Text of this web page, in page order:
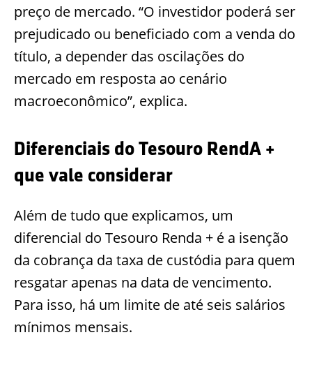
preço de mercado. “O investidor poderá ser
prejudicado ou beneficiado com a venda do
título, a depender das oscilações do
mercado em resposta ao cenário
macroeconômico”, explica.
Diferenciais do Tesouro RendA +
que vale considerar
Além de tudo que explicamos, um
diferencial do Tesouro Renda + é a isenção
da cobrança da taxa de custódia para quem
resgatar apenas na data de vencimento.
Para isso, há um limite de até seis salários
mínimos mensais.